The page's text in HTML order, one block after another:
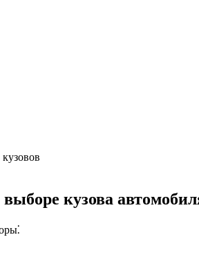
кузова